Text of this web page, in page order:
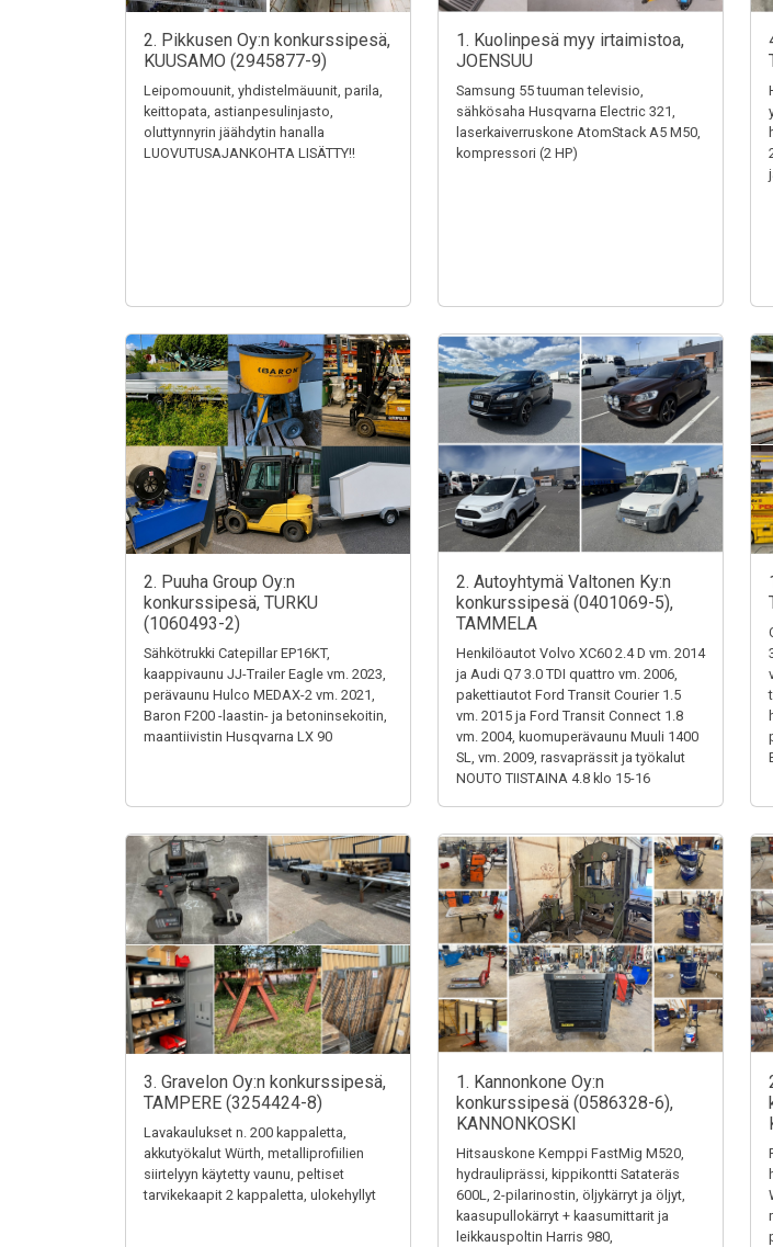
2. Pikkusen Oy:n konkurssipesä,
KUUSAMO (2945877-9)
Leipomouunit, yhdistelmäuunit, parila,
keittopata, astianpesulinjasto,
oluttynnyrin jäähdytin hanalla
LUOVUTUSAJANKOHTA LISÄTTY!!
1. Kuolinpesä myy irtaimistoa,
JOENSUU
Samsung 55 tuuman televisio,
sähkösaha Husqvarna Electric 321,
laserkaiverruskone AtomStack A5 M50,
kompressori (2 HP)
2. Puuha Group Oy:n
konkurssipesä, TURKU
(1060493-2)
Sähkötrukki Catepillar EP16KT,
kaappivaunu JJ-Trailer Eagle vm. 2023,
perävaunu Hulco MEDAX-2 vm. 2021,
Baron F200 -laastin- ja betoninsekoitin,
maantiivistin Husqvarna LX 90
2. Autoyhtymä Valtonen Ky:n
konkurssipesä (0401069-5),
TAMMELA
Henkilöautot Volvo XC60 2.4 D vm. 2014
ja Audi Q7 3.0 TDI quattro vm. 2006,
pakettiautot Ford Transit Courier 1.5
vm. 2015 ja Ford Transit Connect 1.8
vm. 2004, kuomuperävaunu Muuli 1400
SL, vm. 2009, rasvaprässit ja työkalut
NOUTO TIISTAINA 4.8 klo 15-16
3. Gravelon Oy:n konkurssipesä,
TAMPERE (3254424-8)
Lavakaulukset n. 200 kappaletta,
akkutyökalut Würth, metalliprofiilien
siirtelyyn käytetty vaunu, peltiset
tarvikekaapit 2 kappaletta, ulokehyllyt
1. Kannonkone Oy:n
konkurssipesä (0586328-6),
KANNONKOSKI
Hitsauskone Kemppi FastMig M520,
hydrauliprässi, kippikontti Satateräs
600L, 2-pilarinostin, öljykärryt ja öljyt,
kaasupullokärryt + kaasumittarit ja
leikkauspoltin Harris 980,